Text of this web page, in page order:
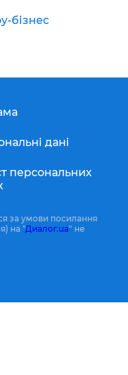
бізнес
дані
персональних
за умови посилання
на "Диалог.ua" не